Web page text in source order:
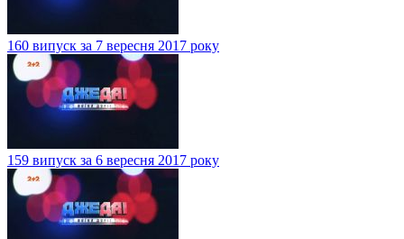
160 випуск за 7 вересня 2017 року
159 випуск за 6 вересня 2017 року